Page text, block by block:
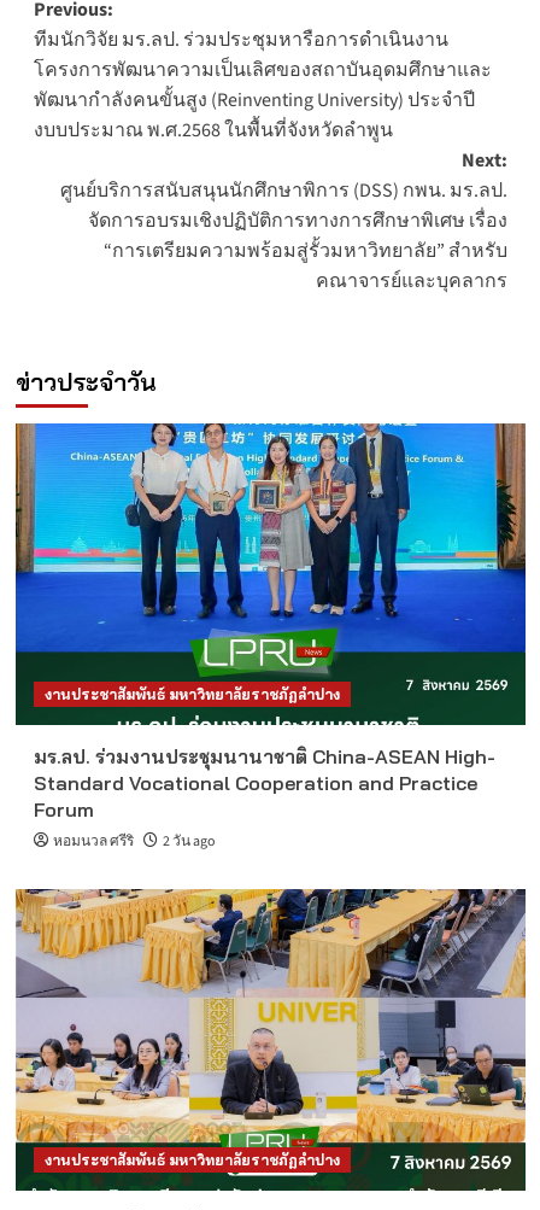
Post
navigation
Previous:
ทีมนักวิจัย มร.ลป. ร่วมประชุมหารือการดำเนินงาน
โครงการพัฒนาความเป็นเลิศของสถาบันอุดมศึกษาและ
พัฒนากำลังคนขั้นสูง (Reinventing University) ประจำปี
งบบประมาณ พ.ศ.2568 ในพื้นที่จังหวัดลำพูน
Next:
ศูนย์บริการสนับสนุนนักศึกษาพิการ (DSS) กพน. มร.ลป.
จัดการอบรมเชิงปฏิบัติการทางการศึกษาพิเศษ เรื่อง
“การเตรียมความพร้อมสู่รั้วมหาวิทยาลัย” สำหรับ
คณาจารย์และบุคลากร
ข่าวประจำวัน
งานประชาสัมพันธ์ มหาวิทยาลัยราชภัฏลำปาง
มร.ลป. ร่วมงานประชุมนานาชาติ China-ASEAN High-
Standard Vocational Cooperation and Practice
Forum
หอมนวล ศรีริ 2 วัน ago
งานประชาสัมพันธ์ มหาวิทยาลัยราชภัฏลำปาง